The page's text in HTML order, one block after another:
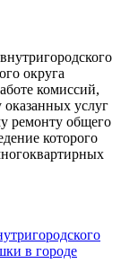
округа
комиссий,
услуг
ремонту общего
которого
в городе